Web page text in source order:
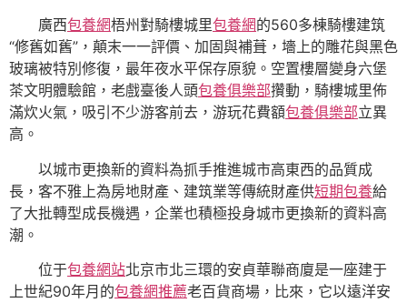
廣西包養網梧州對騎樓城里包養網的560多棟騎樓建筑
“修舊如舊”，顛末一一評價、加固與補葺，墻上的雕花與黑色
玻璃被特別修復，最年夜水平保存原貌。空置樓層變身六堡
茶文明體驗館，老戲臺後人頭包養俱樂部攢動，騎樓城里佈
滿炊火氣，吸引不少游客前去，游玩花費額包養俱樂部立異
高。
以城市更換新的資料為抓手推進城市高東西的品質成
長，客不雅上為房地財產、建筑業等傳統財產供短期包養給
了大批轉型成長機遇，企業也積極投身城市更換新的資料高
潮。
位于包養網站北京市北三環的安貞華聯商廈是一座建于
上世紀90年月的包養網推薦老百貨商場，比來，它以遠洋安